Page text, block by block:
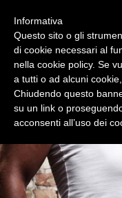
asd muscle
cultura fisica, fitness,
Informativa
Questo sito o gli
di cookie necessari al
nella cookie policy. Se
a tutti o ad alcuni
Chiudendo questo
su un link o
acconsenti all’uso dei